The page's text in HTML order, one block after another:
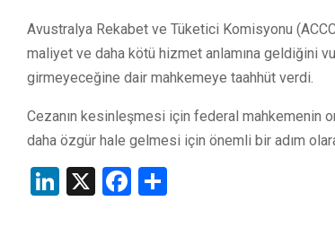
Avustralya Rekabet ve Tüketici Komisyonu
maliyet ve daha kötü hizmet anlamına geldiğini
girmeyeceğine dair mahkemeye taahhüt verdi.
Cezanın kesinleşmesi için federal mahkemenin
daha özgür hale gelmesi için önemli bir adım
LinkedIn
X Facebook